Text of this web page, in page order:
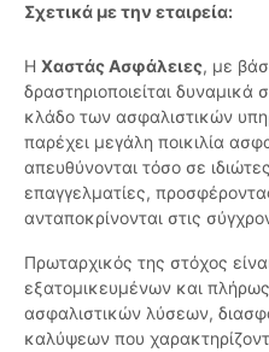
Σχετικά με την εταιρεία:
Η Χαστάς Ασφάλειες, με
δραστηριοποιείται
κλάδο των ασφαλιστικών
παρέχει μεγάλη ποικιλία
απευθύνονται τόσο σε
επαγγελματίες,
ανταποκρίνονται στις
Πρωταρχικός της στόχος
εξατομικευμένων και
ασφαλιστικών λύσεων,
καλύψεων που